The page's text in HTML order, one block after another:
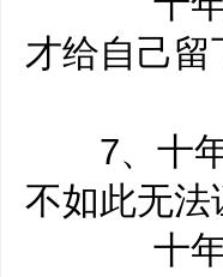
才给自己留
7、十年
不如此无法
十年后